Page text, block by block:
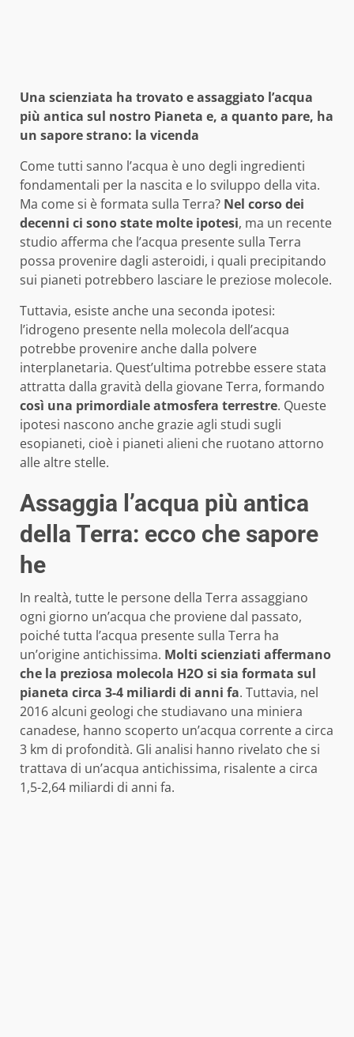
Una scienziata ha trovato e assaggiato l’acqua
più antica sul nostro Pianeta e, a quanto pare, ha
un sapore strano: la vicenda
Come tutti sanno l’acqua è uno degli ingredienti
fondamentali per la nascita e lo sviluppo della vita.
Ma come si è formata sulla Terra? Nel corso dei
decenni ci sono state molte ipotesi, ma un recente
studio afferma che l’acqua presente sulla Terra
possa provenire dagli asteroidi, i quali precipitando
sui pianeti potrebbero lasciare le preziose molecole.
Tuttavia, esiste anche una seconda ipotesi:
l’idrogeno presente nella molecola dell’acqua
potrebbe provenire anche dalla polvere
interplanetaria. Quest’ultima potrebbe essere stata
attratta dalla gravità della giovane Terra, formando
così una primordiale atmosfera terrestre. Queste
ipotesi nascono anche grazie agli studi sugli
esopianeti, cioè i pianeti alieni che ruotano attorno
alle altre stelle.
Assaggia l’acqua più antica
della Terra: ecco che sapore
he
In realtà, tutte le persone della Terra assaggiano
ogni giorno un’acqua che proviene dal passato,
poiché tutta l’acqua presente sulla Terra ha
un’origine antichissima. Molti scienziati affermano
che la preziosa molecola H2O si sia formata sul
pianeta circa 3-4 miliardi di anni fa. Tuttavia, nel
2016 alcuni geologi che studiavano una miniera
canadese, hanno scoperto un’acqua corrente a circa
3 km di profondità. Gli analisi hanno rivelato che si
trattava di un’acqua antichissima, risalente a circa
1,5-2,64 miliardi di anni fa.